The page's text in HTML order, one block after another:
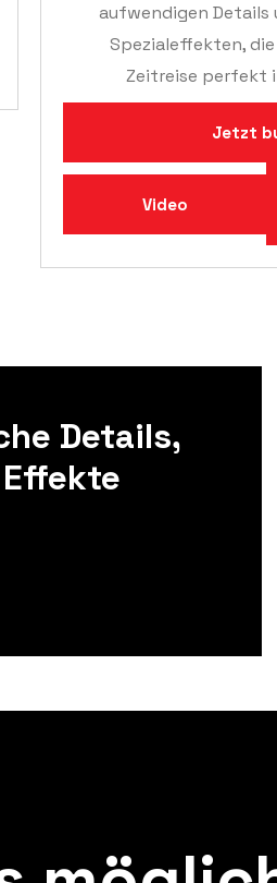
aufwendigen Details
Spezialeffekten,
Zeitreise perfekt
Jetzt
Video
Details,